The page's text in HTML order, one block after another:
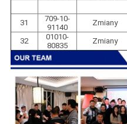
31
709-10-
91140
Zmiany
32
01010-
80835
Zmiany